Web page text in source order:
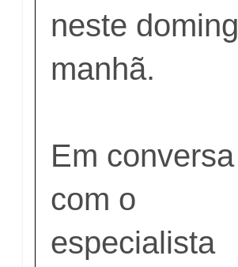
neste
manhã.
Em conversa
com o
especialista